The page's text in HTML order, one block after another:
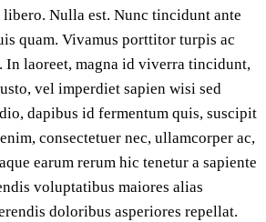
Nulla est. Nunc tincidunt ante
quam. Vivamus porttitor turpis ac
In laoreet, magna id viverra tincidunt,
vel imperdiet sapien wisi sed
dapibus id fermentum quis, suscipit
consectetuer nec, ullamcorper ac,
earum rerum hic tenetur a sapiente
voluptatibus maiores alias
doloribus asperiores repellat.